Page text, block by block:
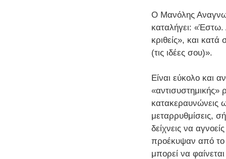
Ο Μανόλης
καταλήγει: «Έστω.
κριθείς», και κατά
(τις ιδέες σου)».
Είναι εύκολο και
κατακεραυνώνεις
μεταρρυθμίσεις,
δείχνεις να
προέκυψαν από το
μπορεί να